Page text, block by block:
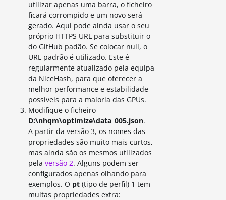
utilizar apenas uma barra, o ficheiro
ficará corrompido e um novo será
gerado. Aqui pode ainda usar o seu
próprio HTTPS URL para substituir o
do GitHub padão. Se colocar null, o
URL padrão é utilizado. Este é
regularmente atualizado pela equipa
da NiceHash, para que oferecer a
melhor performance e estabilidade
possíveis para a maioria das GPUs.
Modifique o ficheiro
D:\nhqm\optimize\data_005.json.
A partir da versão 3, os nomes das
propriedades são muito mais curtos,
mas ainda são os mesmos utilizados
pela versão 2. Alguns podem ser
configurados apenas olhando para
exemplos. O pt (tipo de perfil) 1 tem
muitas propriedades extra: